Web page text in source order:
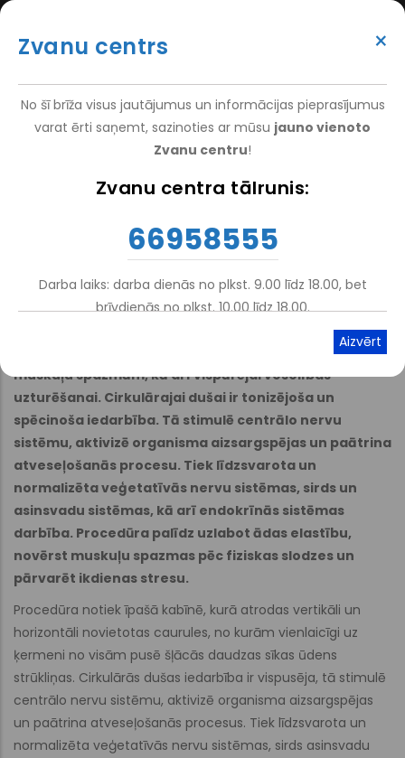
Pārlekt
galveno
MENU
VAKANCES
DARBINIEKIEM
Atpakaļceļš
Ambulatorā Klīnika Jūrmalā-Hidroterapijas Komplekss
Cirkulārā duša
Atskaņot tekstu Viegli lasīt
Cirkulāro dušu izmanto pacientiem ar neirozēm un
muskuļu spazmām, kā arī vispārējai veselības
uzturēšanai. Cirkulārajai dušai ir tonizējoša un
spēcinoša iedarbība. Tā stimulē centrālo nervu
sistēmu, aktivizē organisma aizsargspējas un paātrina
atveseļošanās procesu. Tiek līdzsvarota un
normalizēta veģetatīvās nervu sistēmas, sirds un
asinsvadu sistēmas, kā arī endokrīnās sistēmas
darbība. Procedūra palīdz uzlabot ādas elastību,
novērst muskuļu spazmas pēc fiziskas slodzes un
pārvarēt ikdienas stresu.
Procedūra notiek īpašā kabīnē, kurā atrodas vertikāli un
horizontāli novietotas caurules, no kurām vienlaicīgi uz
ķermeni no visām pusē šļācās daudzas sīkas ūdens
strūkliņas. Cirkulārās dušas iedarbība ir vispusēja, tā stimulē
centrālo nervu sistēmu, aktivizē organisma aizsargspējas
un paātrina atveseļošanās procesus. Tiek līdzsvarota un
normalizēta veģetatīvās nervu sistēmas, sirds asinsvadu
×
Zvanu centrs
No šī brīža visus jautājumus un informācijas pieprasījumus
varat ērti saņemt, sazinoties ar mūsu jauno vienoto
Zvanu centru!
Zvanu centra tālrunis:
66958555
Darba laiks: darba dienās no plkst. 9.00 līdz 18.00, bet
brīvdienās no plkst. 10.00 līdz 18.00.